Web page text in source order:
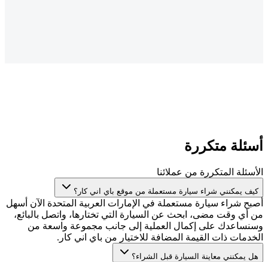
أسئلة متكررة
الأسئلة المتكررة من عملائنا
كيف يمكنني شراء سيارة مستعملة من موقع باي اني كار؟
أصبح شراء سيارة مستعملة في الإمارات العربية المتحدة الآن أسهل
من أي وقت مضى، ابحث عن السيارة التي تختارها، واتصل بالبائع،
وسنساعدك على إكمال العملية إلى جانب مجموعة واسعة من
الخدمات ذات القيمة المضافة للاختيار من باي اني كار.
هل يمكنني معاينة السيارة قبل الشراء؟